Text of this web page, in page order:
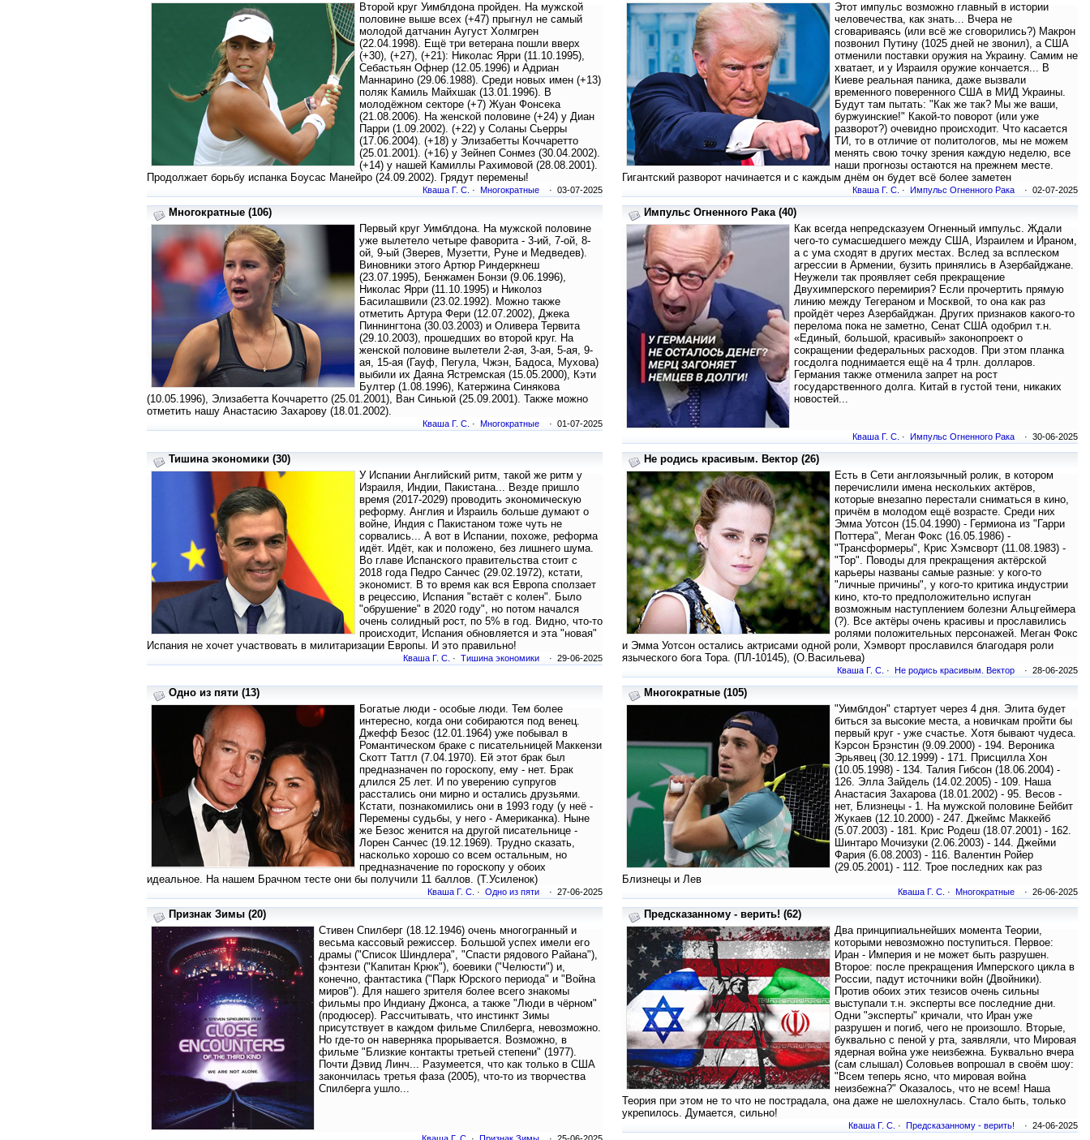
Второй круг Уимблдона пройден. На мужской
половине выше всех (+47) прыгнул не самый
молодой датчанин Аугуст Холмгрен
(22.04.1998). Ещё три ветерана пошли вверх
(+30), (+27), (+21): Николас Ярри (11.10.1995),
Себастьян Офнер (12.05.1996) и Адриан
Маннарино (29.06.1988). Среди новых имен (+13)
поляк Камиль Майхшак (13.01.1996). В
молодёжном секторе (+7) Жуан Фонсека
(21.08.2006). На женской половине (+24) у Диан
Парри (1.09.2002). (+22) у Соланы Сьерры
(17.06.2004). (+18) у Элизабетты Коччаретто
(25.01.2001). (+16) у Зейнеп Сонмез (30.04.2002).
(+14) у нашей Камиллы Рахимовой (28.08.2001).
Продолжает борьбу испанка Боусас Манейро (24.09.2002). Грядут перемены!
Кваша Г. С. · Многократные · 03-07-2025
Этот импульс возможно главный в истории
человечества, как знать... Вчера не
сговариваясь (или всё же сговорились?) Макрон
позвонил Путину (1025 дней не звонил), а США
отменили поставки оружия на Украину. Самим не
хватает, и у Израиля оружие кончается... В
Киеве реальная паника, даже вызвали
временного поверенного США в МИД Украины.
Будут там пытать: "Как же так? Мы же ваши,
буржуинские!" Какой-то поворот (или уже
разворот?) очевидно происходит. Что касается
ТИ, то в отличие от политологов, мы не можем
менять свою точку зрения каждую неделю, все
наши прогнозы остаются на прежнем месте.
Гигантский разворот начинается и с каждым днём он будет всё более заметен
Кваша Г. С. · Импульс Огненного Рака · 02-07-2025
Многократные (106)
Первый круг Уимблдона. На мужской половине
уже вылетело четыре фаворита - 3-ий, 7-ой, 8-
ой, 9-ый (Зверев, Музетти, Руне и Медведев).
Виновники этого Артюр Риндеркнеш
(23.07.1995), Бенжамен Бонзи (9.06.1996),
Николас Ярри (11.10.1995) и Николоз
Басилашвили (23.02.1992). Можно также
отметить Артура Фери (12.07.2002), Джека
Пиннингтона (30.03.2003) и Оливера Тервита
(29.10.2003), прошедших во второй круг. На
женской половине вылетели 2-ая, 3-ая, 5-ая, 9-
ая, 15-ая (Гауф, Пегула, Чжэн, Бадоса, Мухова)
выбили их Даяна Ястремская (15.05.2000), Кэти
Бултер (1.08.1996), Катержина Синякова
(10.05.1996), Элизабетта Коччаретто (25.01.2001), Ван Синьюй (25.09.2001). Также можно
отметить нашу Анастасию Захарову (18.01.2002).
Кваша Г. С. · Многократные · 01-07-2025
Импульс Огненного Рака (40)
Как всегда непредсказуем Огненный импульс. Ждали
чего-то сумасшедшего между США, Израилем и Ираном,
а с ума сходят в других местах. Вслед за всплеском
агрессии в Армении, бузить принялись в Азербайджане.
Неужели так проявляет себя прекращение
Двухимперского перемирия? Если прочертить прямую
линию между Тегераном и Москвой, то она как раз
пройдёт через Азербайджан. Других признаков какого-то
перелома пока не заметно, Сенат США одобрил т.н.
«Единый, большой, красивый» законопроект о
сокращении федеральных расходов. При этом планка
госдолга поднимается ещё на 4 трлн. долларов.
Германия также отменила запрет на рост
государственного долга. Китай в густой тени, никаких
новостей...
Кваша Г. С. · Импульс Огненного Рака · 30-06-2025
Тишина экономики (30)
У Испании Английский ритм, такой же ритм у
Израиля, Индии, Пакистана... Везде пришло
время (2017-2029) проводить экономическую
реформу. Англия и Израиль больше думают о
войне, Индия с Пакистаном тоже чуть не
сорвались... А вот в Испании, похоже, реформа
идёт. Идёт, как и положено, без лишнего шума.
Во главе Испанского правительства стоит с
2018 года Педро Санчес (29.02.1972), кстати,
экономист. В то время как вся Европа сползает
в рецессию, Испания "встаёт с колен". Было
"обрушение" в 2020 году", но потом начался
очень солидный рост, по 5% в год. Видно, что-то
происходит, Испания обновляется и эта "новая"
Испания не хочет участвовать в милитаризации Европы. И это правильно!
Кваша Г. С. · Тишина экономики · 29-06-2025
Не родись красивым. Вектор (26)
Есть в Сети англоязычный ролик, в котором
перечислили имена нескольких актёров,
которые внезапно перестали сниматься в кино,
причём в молодом ещё возрасте. Среди них
Эмма Уотсон (15.04.1990) - Гермиона из "Гарри
Поттера", Меган Фокс (16.05.1986) -
"Трансформеры", Крис Хэмсворт (11.08.1983) -
"Тор". Поводы для прекращения актёрской
карьеры названы самые разные: у кого-то
"личные причины", у кого-то критика индустрии
кино, кто-то предположительно испуган
возможным наступлением болезни Альцгеймера
(?). Все актёры очень красивы и прославились
ролями положительных персонажей. Меган Фокс
и Эмма Уотсон остались актрисами одной роли, Хэмворт прославился благодаря роли
языческого бога Тора. (ПЛ-10145), (О.Васильева)
Кваша Г. С. · Не родись красивым. Вектор · 28-06-2025
Одно из пяти (13)
Богатые люди - особые люди. Тем более
интересно, когда они собираются под венец.
Джефф Безос (12.01.1964) уже побывал в
Романтическом браке с писательницей Маккензи
Скотт Таттл (7.04.1970). Ей этот брак был
предназначен по гороскопу, ему - нет. Брак
длился 25 лет. И по уверению супругов
расстались они мирно и остались друзьями.
Кстати, познакомились они в 1993 году (у неё -
Перемены судьбы, у него - Американка). Ныне
же Безос женится на другой писательнице -
Лорен Санчес (19.12.1969). Трудно сказать,
насколько хорошо со всем остальным, но
предназначение по гороскопу у обоих
идеальное. На нашем Брачном тесте они бы получили 11 баллов. (Т.Усиленок)
Кваша Г. С. · Одно из пяти · 27-06-2025
Многократные (105)
"Уимблдон" стартует через 4 дня. Элита будет
биться за высокие места, а новичкам пройти бы
первый круг - уже счастье. Хотя бывают чудеса.
Кэрсон Брэнстин (9.09.2000) - 194. Вероника
Эрьявец (30.12.1999) - 171. Присцилла Хон
(10.05.1998) - 134. Талия Гибсон (18.06.2004) -
126. Элла Зайдель (14.02.2005) - 109. Наша
Анастасия Захарова (18.01.2002) - 95. Весов -
нет, Близнецы - 1. На мужской половине Бейбит
Жукаев (12.10.2000) - 247. Джеймс Маккейб
(5.07.2003) - 181. Крис Родеш (18.07.2001) - 162.
Шинтаро Мочизуки (2.06.2003) - 144. Джейми
Фария (6.08.2003) - 116. Валентин Ройер
(29.05.2001) - 112. Трое последних как раз
Близнецы и Лев
Кваша Г. С. · Многократные · 26-06-2025
Признак Зимы (20)
Стивен Спилберг (18.12.1946) очень многогранный и
весьма кассовый режиссер. Большой успех имели его
драмы ("Список Шиндлера", "Спасти рядового Райана"),
фэнтези ("Капитан Крюк"), боевики ("Челюсти") и,
конечно, фантастика ("Парк Юрского периода" и "Война
миров"). Для нашего зрителя более всего знакомы
фильмы про Индиану Джонса, а также "Люди в чёрном"
(продюсер). Рассчитывать, что инстинкт Зимы
присутствует в каждом фильме Спилберга, невозможно.
Но где-то он наверняка прорывается. Возможно, в
фильме "Близкие контакты третьей степени" (1977).
Почти Дэвид Линч... Разумеется, что как только в США
закончилась третья фаза (2005), что-то из творчества
Спилберга ушло...
Предсказанному - верить! (62)
Два принципиальнейших момента Теории,
которыми невозможно поступиться. Первое:
Иран - Империя и не может быть разрушен.
Второе: после прекращения Имперского цикла в
России, падут источники войн (Двойники).
Против обоих этих тезисов очень сильны
выступали т.н. эксперты все последние дни.
Одни "эксперты" кричали, что Иран уже
разрушен и погиб, чего не произошло. Вторые,
буквально с пеной у рта, заявляли, что Мировая
ядерная война уже неизбежна. Буквально вчера
(сам слышал) Соловьев вопрошал в своём шоу:
"Всем теперь ясно, что мировая война
неизбежна?" Оказалось, что не всем! Наша
Теория при этом не то что не пострадала, она даже не шелохнулась. Стало быть, только
укрепилось. Думается, сильно!
Кваша Г. С. · Предсказанному - верить! · 24-06-2025